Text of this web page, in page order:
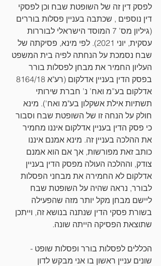
לפסק דין זה של השופטת שבח וכן לפסקי
דין נוספים , שכתבה בעניין פסלות בוררים
(גיליון מס’ 7 המוסד הישראלי לבוררות
עסקית, יוני 2021). לפי מינא, פסיקתה של
שבח נסמכת על הנחתה לפיה בית המשפט
העליון החמיר את מבחן לפסלות בורר
אדלקום בע”מ ואח’ נ’ חברת שירותי
תשתיות אילת אשקלון בע"מ ואח'). מינא
חולק על הנחה זו של השופטת שבח וסבור
כי פסק הדין בעניין אדלקום איננו מחמיר
את ההלכה בעניין זה. מינא אמנם איננו
כותב זאת מפורשות, אך אם הוא אמנם
צודק, וההלכה העולה מפסק הדין בעניין
אדלקום לא החמירה את מבחני הפסלות
לבורר, נראה שהיה על השופטת שבח
ליישם מבחן מקל יותר מזה שהפעילה
בשורת פסקי הדין שנתנה בנושא זה, וייתכן
שתוצאת הפסיקה הייתה שונה.
הכללים לפסלות בורר ופסלות שופט -
שונים עניין ראשון בו אני מבקש לדון